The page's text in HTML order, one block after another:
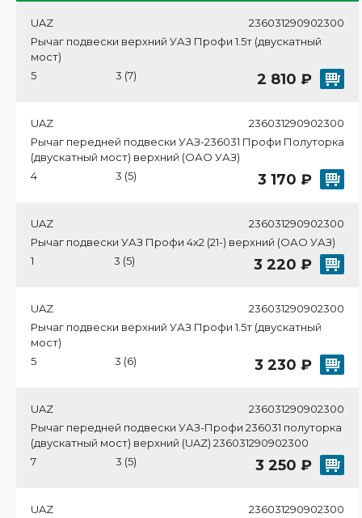
UAZ
236031290902300
Рычаг подвески верхний УАЗ Профи 1.5т (двускатный
мост)
5
3 (7) 2 810 ₽
UAZ
236031290902300
Рычаг передней подвески УАЗ-236031 Профи Полуторка
(двускатный мост) верхний (ОАО УАЗ)
4
3 (5) 3 170 ₽
UAZ
236031290902300
Рычаг подвески УАЗ Профи 4х2 (21-) верхний (ОАО УАЗ)
1
3 (5) 3 220 ₽
UAZ
236031290902300
Рычаг подвески верхний УАЗ Профи 1.5т (двускатный
мост)
5
3 (6) 3 230 ₽
UAZ
236031290902300
Рычаг передней подвески УАЗ-Профи 236031 полуторка
(двускатный мост) верхний (UAZ) 236031290902300
7
3 (5) 3 250 ₽
UAZ
236031290902300